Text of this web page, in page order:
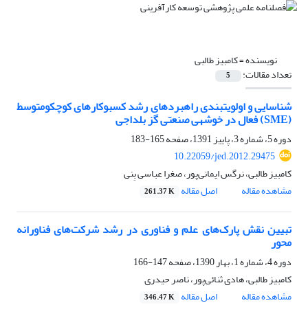
نویسنده =کامبیز طالبی
تعداد مقالات: 5
شناسایی و اولویت‏بندی راهبردهای رشد کسب‏و‏کارهای کوچک‏و‏متوسط
(SME) فعال در خوشه‏ی صنعتی گز بلداجی
دوره 5، شماره 3، پاییز 1391، صفحه
165-183
10.22059/jed.2012.29475
کامبیز طالبی، نرگس ایمانی‌پور، صغرا عباسی بِنی
مشاهده مقاله
اصل مقاله 261.37 K
تبیین نقش پارک‌های علم و فناوری در رشد شرکت‌های فناورانه
محور
دوره 4، شماره 1، بهار 1390، صفحه
147-166
کامبیز طالبی، هادی ثنائی‌پور، ناصر حیدری
مشاهده مقاله
اصل مقاله 346.47 K